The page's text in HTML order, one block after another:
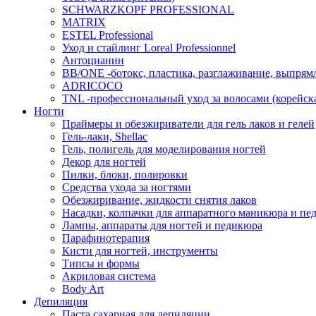
SCHWARZKOPF PROFESSIONAL
MATRIX
ESTEL Professional
Уход и стайлинг Loreal Professionnel
Антоцианин
BB/ONE -ботокс, пластика, разглаживание,
ADRICOCO
TNL -профессиональный уход за волосами
Ногти
Праймеры и обезжириватели для гель лаков и гелей
Гель-лаки, Shellac
Гель, полигель для моделирования ногтей
Декор для ногтей
Пилки, блоки, полировки
Средства ухода за ногтями
Обезжиривание, жидкости снятия лаков
Насадки, колпачки для аппаратного маникюра и
Лампы, аппараты для ногтей и педикюра
Парафинотерапия
Кисти для ногтей, инструменты
Типсы и формы
Акриловая система
Body Art
Депиляция